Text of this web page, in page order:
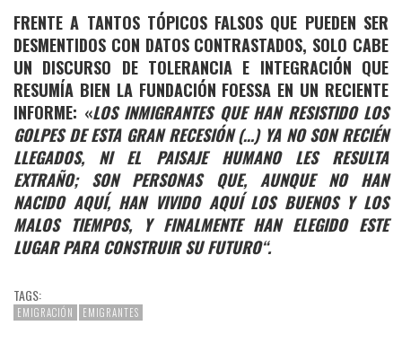
FRENTE A TANTOS TÓPICOS FALSOS QUE PUEDEN SER
DESMENTIDOS CON DATOS CONTRASTADOS, SOLO CABE
UN DISCURSO DE TOLERANCIA E INTEGRACIÓN QUE
RESUMÍA BIEN LA FUNDACIÓN FOESSA EN UN RECIENTE
INFORME: «LOS INMIGRANTES QUE HAN RESISTIDO LOS
GOLPES DE ESTA GRAN RECESIÓN (…) YA NO SON RECIÉN
LLEGADOS, NI EL PAISAJE HUMANO LES RESULTA
EXTRAÑO; SON PERSONAS QUE, AUNQUE NO HAN
NACIDO AQUÍ, HAN VIVIDO AQUÍ LOS BUENOS Y LOS
MALOS TIEMPOS, Y FINALMENTE HAN ELEGIDO ESTE
LUGAR PARA CONSTRUIR SU FUTURO“.
TAGS:
EMIGRACIÓN EMIGRANTES